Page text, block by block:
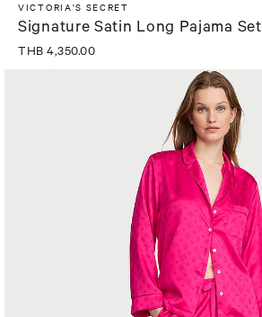
VICTORIA'S SECRET
Signature Satin Long Pajama Set
THB 4,350.00